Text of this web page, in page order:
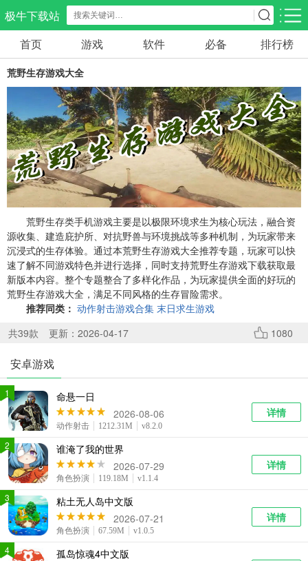
极牛下载站
应用分类 游戏分类
生活服务
298款应用
电商购物
87款应用
教育学习
180款应用
气象交通
85款应用
游戏辅助
478款应用
摄影美化
216款应用
社交聊天
185款应用
电子图书
441款应用
184款应用
新闻阅读
44款应用
金融理财
54款应用
媒体影音
603款应用
系统工具
649款应用
健康医疗
336款应用
娱乐资讯
首页 游戏 软件 必备 排行榜
荒野生存游戏大全
荒野生存类手机游戏主要是以极限环境求生为核心玩法，融合资
源收集、建造庇护所、对抗野兽与环境挑战等多种机制，为玩家带来
沉浸式的生存体验。通过本荒野生存游戏大全推荐专题，玩家可以快
速了解不同游戏特色并进行选择，同时支持荒野生存游戏下载获取最
新版本内容。整个专题整合了多样化作品，为玩家提供全面的好玩的
荒野生存游戏大全，满足不同风格的生存冒险需求。
推荐同类： 动作射击游戏合集 末日求生游戏
共39款 更新：2026-04-17 1080
安卓游戏
命悬一日
2026-08-06
动作射击 1212.31M v8.2.0
详情
1
谁淹了我的世界
2026-07-29
角色扮演 119.18M v1.1.4
详情
2
粘土无人岛中文版
2026-07-21
角色扮演 67.59M v1.0.5
详情
3
孤岛惊魂4中文版
4